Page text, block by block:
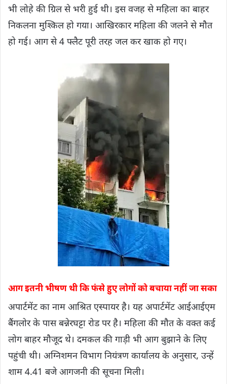
भी लोहे की ग्रिल से भरी हुई थी। इस वजह से महिला का बाहर
निकलना मुश्किल हो गया। आखिरकार महिला की जलने से मौत
हो गई। आग से 4 फ्लैट पूरी तरह जल कर खाक हो गए।
आग इतनी भीषण थी कि फंसे हुए लोगों को बचाया नहीं जा सका
अपार्टमेंट का नाम आश्रित एस्पायर है। यह अपार्टमेंट आईआईएम
बैंगलोर के पास बन्नेरघट्टा रोड पर है। महिला की मौत के वक्त कई
लोग बाहर मौजूद थे। दमकल की गाड़ी भी आग बुझाने के लिए
पहुंची थी। अग्निशमन विभाग नियंत्रण कार्यालय के अनुसार, उन्हें
शाम 4.41 बजे आगजनी की सूचना मिली।